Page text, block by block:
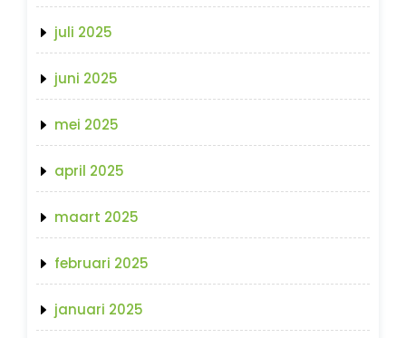
juli 2025
juni 2025
mei 2025
april 2025
maart 2025
februari 2025
januari 2025